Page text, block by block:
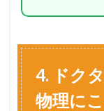
4. ドク
物理に